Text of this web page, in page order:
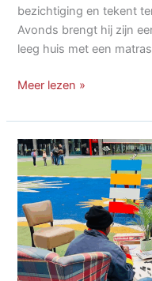
bezichtiging en tekent
Avonds brengt hij zijn
leeg huis met een
Van
vrienden
naar
eigen
woning
met
Wonen
Eerst
010
Meer lezen »